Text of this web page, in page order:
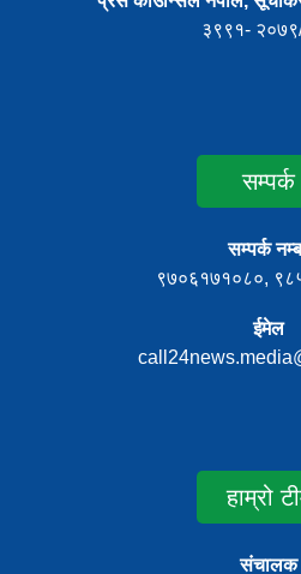
३९९१-
सम्पर्क
सम्पर्क
९७०६१७१०८०,
ईमेल
हाम्रो
संचालक